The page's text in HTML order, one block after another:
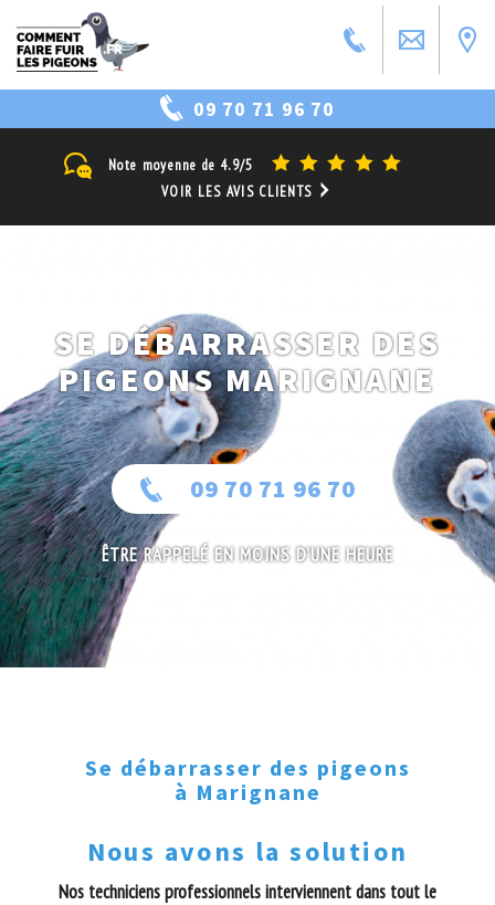
09 70 71 96 70
Note moyenne de 4.9/5
VOIR LES AVIS CLIENTS
SE DÉBARRASSER DES
PIGEONS MARIGNANE
09 70 71 96 70
ÊTRE RAPPELÉ EN MOINS D'UNE HEURE
Se débarrasser des pigeons
à Marignane
Nous avons la solution
Nos techniciens professionnels interviennent dans tout le